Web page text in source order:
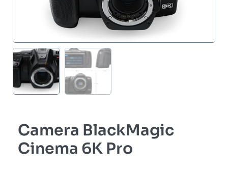
Camera BlackMagic
Cinema 6K Pro